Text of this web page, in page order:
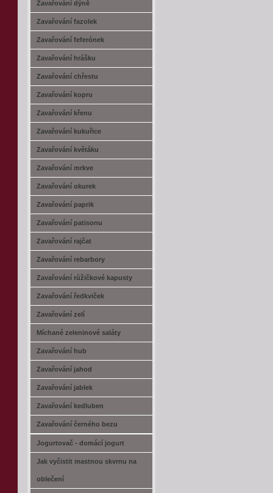
Zavařování dýně
Zavařování fazolek
Zavařování feferónek
Zavařování hrášku
Zavařování chřestu
Zavařování kopru
Zavařování křenu
Zavařování kukuřice
Zavařování květáku
Zavařování mrkve
Zavařování okurek
Zavařování paprik
Zavařování patisonu
Zavařování rajčat
Zavařování rebarbory
Zavařování růžičkové kapusty
Zavařování ředkviček
Zavařování zelí
Míchané zeleninové saláty
Zavařování hub
Zavařování jahod
Zavařování jablek
Zavařování kedluben
Zavařování černého bezu
Jogurtovač - domácí jogurt
Jak vyčistit mastnou skvrnu na
oblečení